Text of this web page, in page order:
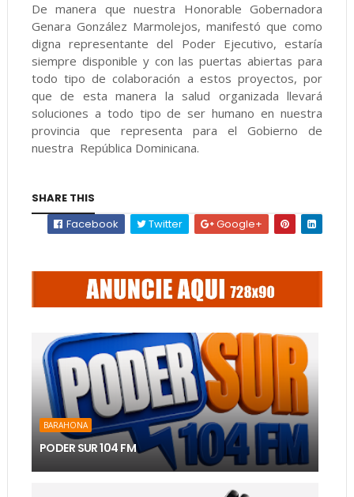
De manera que nuestra Honorable Gobernadora
Genara González Marmolejos, manifestó que como
digna representante del Poder Ejecutivo, estaría
siempre disponible y con las puertas abiertas para
todo tipo de colaboración a estos proyectos, por
que de esta manera la salud organizada llevará
soluciones a todo tipo de ser humano en nuestra
provincia que representa para el Gobierno de
nuestra República Dominicana.
SHARE THIS
Facebook
Twitter Google+
BARAHONA
PODER SUR 104 FM